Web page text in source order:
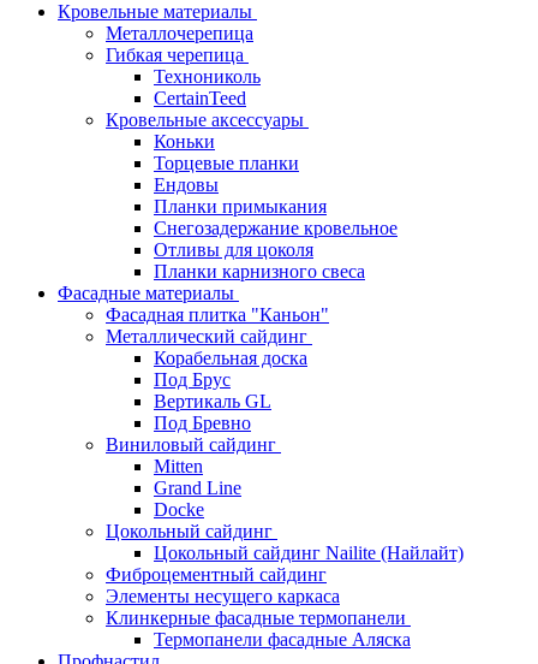
Кровельные материалы
Металлочерепица
Гибкая черепица
Технониколь
CertainTeed
Кровельные аксессуары
Коньки
Торцевые планки
Ендовы
Планки примыкания
Снегозадержание кровельное
Отливы для цоколя
Планки карнизного свеса
Фасадные материалы
Фасадная плитка "Каньон"
Металлический сайдинг
Корабельная доска
Под Брус
Вертикаль GL
Под Бревно
Виниловый сайдинг
Mitten
Grand Line
Docke
Цокольный сайдинг
Цокольный сайдинг Nailite (Найлайт)
Фиброцементный сайдинг
Элементы несущего каркаса
Клинкерные фасадные термопанели
Термопанели фасадные Аляска